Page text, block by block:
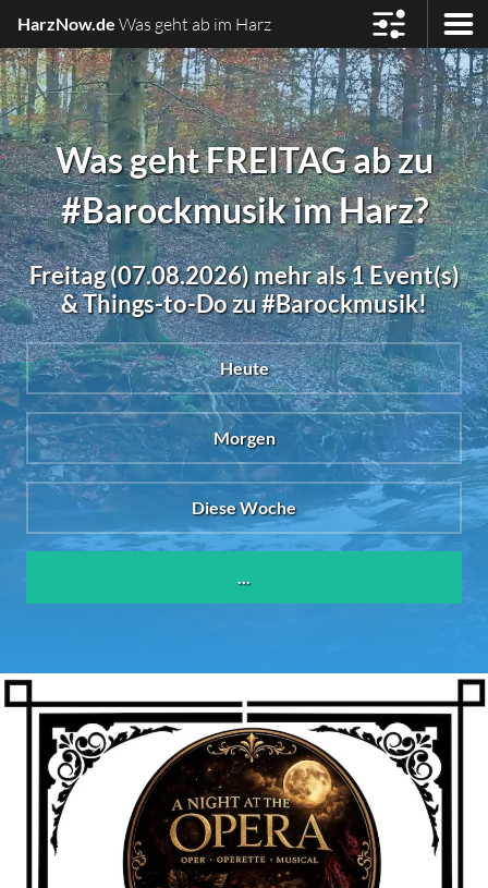
HarzNow.de Was geht ab im Harz
Was geht FREITAG ab zu
#Barockmusik im Harz?
Freitag (07.08.2026) mehr als 1 Event(s)
& Things-to-Do zu #Barockmusik!
Heute
Morgen
Diese Woche